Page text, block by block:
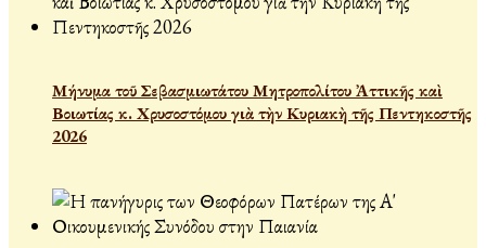
Μήνυμα τοῦ Σεβασμιωτάτου Μητροπολίτου Ἀττικῆς καὶ
Βοιωτίας κ. Χρυσοστόμου γιὰ τὴν Κυριακὴ τῆς Πεντηκοστῆς
2026